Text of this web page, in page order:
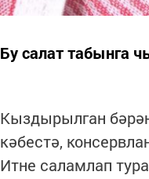
Бу салат табынга
Кыздырылган
кәбестә,
Итне саламлап